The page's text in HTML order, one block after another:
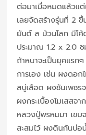
ต่อมาเมื่อหมดแล้วแ
เลยจัดสร้างรุ่นที่ 2
ยันต์ ส ม้วนโลก มีโค้
ประมาณ 1.2 x 2.0
ถ้าหนาจะเป็นยุคแร
การเอง เช่น ผงดอก
สบู่เลือด ผงชันเพชร
ผงกระเบื้องโมเสสจ
หลวงปู่พรหมมา เขม
สะสมไว้ ผงดินก้นบ่อ